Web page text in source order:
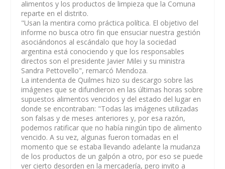
alimentos y los productos de limpieza que la Comuna
reparte en el distrito.
"Usan la mentira como práctica política. El objetivo del
informe no busca otro fin que ensuciar nuestra gestión
asociándonos al escándalo que hoy la sociedad
argentina está conociendo y que los responsables
directos son el presidente Javier Milei y su ministra
Sandra Pettovello", remarcó Mendoza.
La intendenta de Quilmes hizo su descargo sobre las
imágenes que se difundieron en las últimas horas sobre
supuestos alimentos vencidos y del estado del lugar en
donde se encontraban: "Todas las imágenes utilizadas
son falsas y de meses anteriores y, por esa razón,
podemos ratificar que no había ningún tipo de alimento
vencido. A su vez, algunas fueron tomadas en el
momento que se estaba llevando adelante la mudanza
de los productos de un galpón a otro, por eso se puede
ver cierto desorden en la mercadería, pero invito a